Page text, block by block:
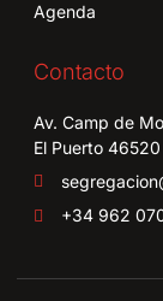
Agenda
Contacto
Av. Camp de
El Puerto 46520
+34 962